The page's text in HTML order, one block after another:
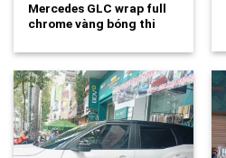
Mercedes GLC wrap full
chrome vàng bóng thi